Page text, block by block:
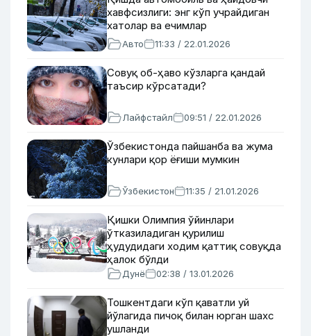
хавфсизлиги: энг кўп учрайдиган
хатолар ва ечимлар
Авто 11:33 / 22.01.2026
Совуқ об-ҳаво кўзларга қандай
таъсир кўрсатади?
Лайфстайл 09:51 / 22.01.2026
Ўзбекистонда пайшанба ва жума
кунлари қор ёғиши мумкин
Ўзбекистон 11:35 / 21.01.2026
Қишки Олимпия ўйинлари
ўтказиладиган қурилиш
ҳудудидаги ходим қаттиқ совуқда
ҳалок бўлди
Дунё 02:38 / 13.01.2026
Тошкентдаги кўп қаватли уй
йўлагида пичоқ билан юрган шахс
ушланди